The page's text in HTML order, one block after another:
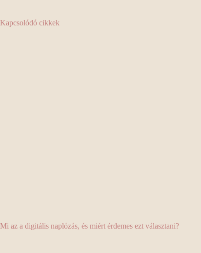
Kapcsolódó cikkek
Mi az a digitális naplózás, és miért érdemes ezt választani?